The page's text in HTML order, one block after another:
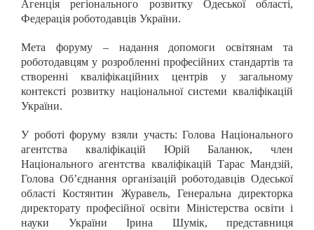
Агенція регіонального розвитку Одеської області,
Федерація роботодавців України.
Мета форуму – надання допомоги освітянам та
роботодавцям у розробленні професійних стандартів та
створенні кваліфікаційних центрів у загальному
контексті розвитку національної системи кваліфікацій
України.
У роботі форуму взяли участь: Голова Національного
агентства кваліфікацій Юрій Баланюк, член
Національного агентства кваліфікацій Тарас Мандзій,
Голова Об’єднання організацій роботодавців Одеської
області Костянтин Журавель, Генеральна директорка
директорату професійної освіти Міністерства освіти і
науки України Ірина Шумік, представниця